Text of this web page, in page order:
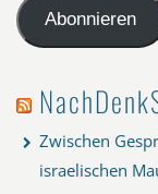
AdresseAbonnieren
Zwischen
israelischen